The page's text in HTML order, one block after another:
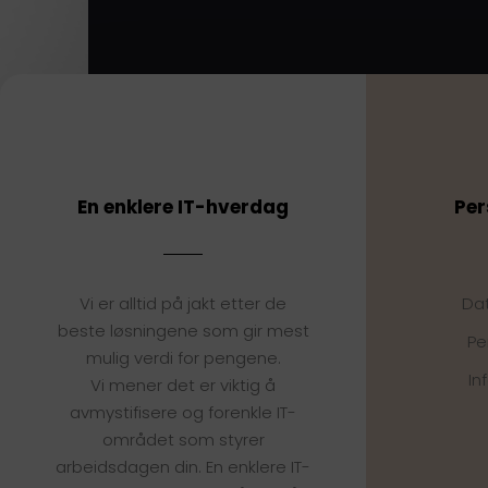
En enklere IT-hverdag
Vi er alltid på jakt etter de
beste løsningene som gir mest
mulig verdi for pengene.
Vi mener det er viktig å
avmystifisere og forenkle IT-
området som styrer
arbeidsdagen din. En enklere IT-